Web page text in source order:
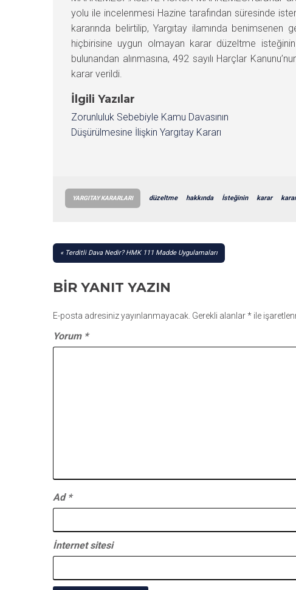
yolu ile incelenmesi Hazine tarafından süresinde
kararında belirtilip, Yargıtay ilamında
hiçbirisine uygun olmayan karar düzeltme
bulunandan alınmasına, 492 sayılı Harçlar
karar verildi.
İlgili Yazılar
Zorunluluk Sebebiyle Kamu Davasının
Düşürülmesine İlişkin Yargıtay Kararı
YARGITAY KARARLARI düzeltme hakkında İsteğinin karar
YAZI
Terditli Dava Nedir? HMK 111 Madde Uygulamaları
BIR YANIT YAZIN
E-posta adresiniz yayınlanmayacak. Gerekli alanlar* ile
Yorum *
Ad *
İnternet sitesi